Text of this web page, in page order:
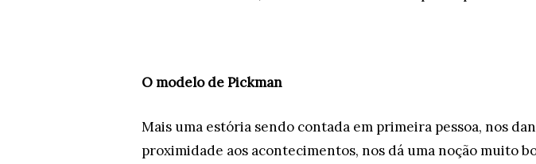
O modelo de Pickman
Mais uma estória sendo contada em primeira pessoa, nos
proximidade aos acontecimentos, nos dá uma noção muito